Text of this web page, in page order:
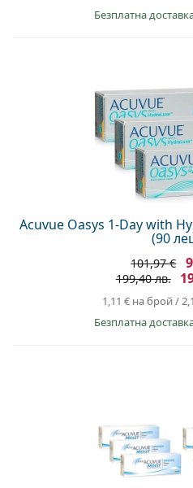
Безплатна
Acuvue Oasys 1-Day with
(90
101,97 €
199,40 лв.
1,11 € на брой/
Безплатна